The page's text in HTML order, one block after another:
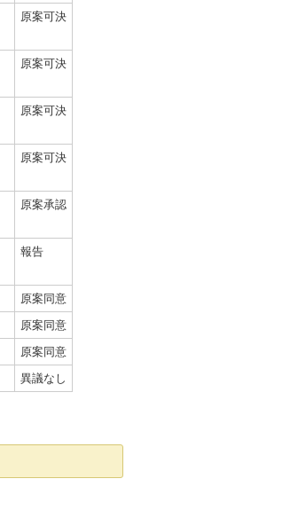
原案可決
原案可決
原案可決
原案可決
原案承認
報告
原案同意
原案同意
原案同意
異議なし